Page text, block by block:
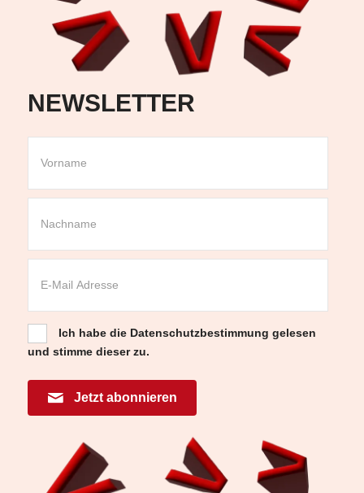
NEWSLETTER
Ich habe die Datenschutzbestimmung gelesen
und stimme dieser zu.
Jetzt abonnieren